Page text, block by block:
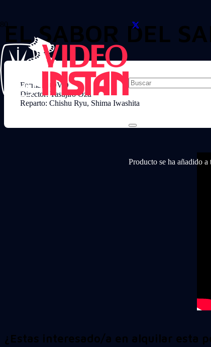
Producto se ha añadido a
EL SABOR DEL
Formato: DVD
Director: Yasujiro Ozu
Reparto: Chishu Ryu, Shima Iwashita
¿Estas interesado/a en alquilar esta